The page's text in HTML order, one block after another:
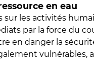
en eau
les activités
par la force du
en danger la
vulnérables,